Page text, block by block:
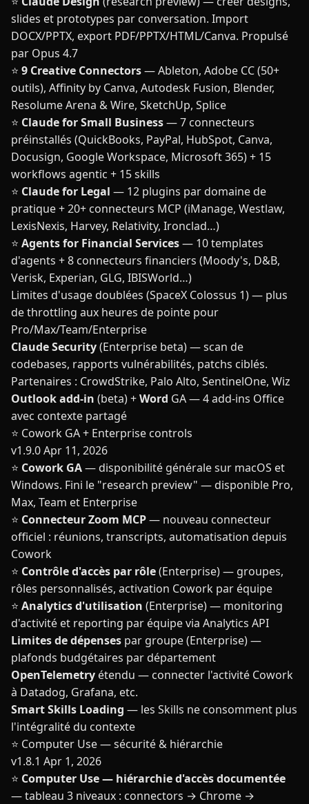
slides et prototypes par conversation. Import
DOCX/PPTX, export PDF/PPTX/HTML/Canva. Propulsé
par Opus 4.7
⭐ 9 Creative Connectors— Ableton, Adobe CC (50+
outils), Affinity by Canva, Autodesk Fusion, Blender,
Resolume Arena & Wire, SketchUp, Splice
⭐ Claude for Small Business— 7 connecteurs
préinstallés (QuickBooks, PayPal, HubSpot, Canva,
Docusign, Google Workspace, Microsoft 365) + 15
workflows agentic + 15 skills
⭐ Claude for Legal — 12 plugins par domaine de
pratique + 20+ connecteurs MCP (iManage, Westlaw,
LexisNexis, Harvey, Relativity, Ironclad…)
⭐ Agents for Financial Services— 10 templates
d'agents + 8 connecteurs financiers (Moody's, D&B,
Verisk, Experian, GLG, IBISWorld…)
Limites d'usage doublées (SpaceX Colossus 1) — plus
de throttling aux heures de pointe pour
Pro/Max/Team/Enterprise
Claude Security(Enterprise beta) — scan de
codebases, rapports vulnérabilités, patchs ciblés.
Partenaires : CrowdStrike, Palo Alto, SentinelOne, Wiz
Outlook add-in (beta) +Word GA — 4 add-ins Office
avec contexte partagé
⭐ Cowork GA + Enterprise controls
v1.9.0Apr 11, 2026
⭐ Cowork GA— disponibilité générale sur macOS et
Windows. Fini le "research preview" — disponible Pro,
Max, Team et Enterprise
⭐ Connecteur Zoom MCP— nouveau connecteur
officiel : réunions, transcripts, automatisation depuis
Cowork
⭐ Contrôle d'accès par rôle(Enterprise) — groupes,
rôles personnalisés, activation Cowork par équipe
⭐ Analytics d'utilisation (Enterprise) — monitoring
d'activité et reporting par équipe via Analytics API
Limites de dépenses par groupe (Enterprise) —
plafonds budgétaires par département
OpenTelemetry étendu — connecter l'activité Cowork
à Datadog, Grafana, etc.
Smart Skills Loading — les Skills ne consomment plus
l'intégralité du contexte
⭐ Computer Use — sécurité & hiérarchie
v1.8.1 Apr 1, 2026
⭐ Computer Use — hiérarchie d'accès documentée
— tableau 3 niveaux : connectors → Chrome →